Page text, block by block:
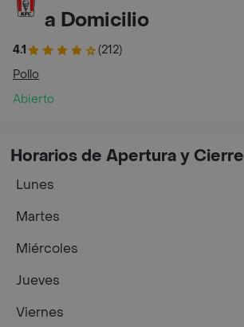
a Domicilio
4.1
(212)
Pollo
Abierto
Horarios de Apertura y Cierre
Lunes
Martes
Miércoles
Jueves
Viernes